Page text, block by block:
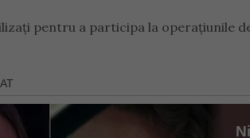
pentru a participa la operațiunile